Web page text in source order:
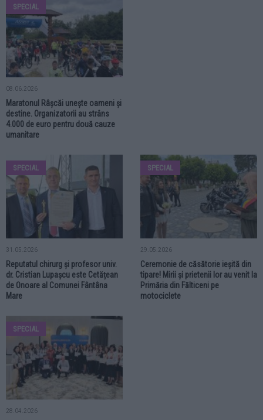
SPECIAL
08.06.2026
Maratonul Râșcăi unește oameni și
destine. Organizatorii au strâns
4.000 de euro pentru două cauze
umanitare
SPECIAL
31.05.2026
Reputatul chirurg și profesor univ.
dr. Cristian Lupașcu este Cetățean
de Onoare al Comunei Fântâna
Mare
SPECIAL
29.05.2026
Ceremonie de căsătorie ieșită din
tipare! Mirii și prietenii lor au venit la
Primăria din Fălticeni pe
motociclete
SPECIAL
28.04.2026